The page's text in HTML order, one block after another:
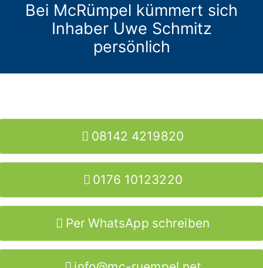
Bei McRümpel kümmert sich
Inhaber Uwe Schmitz
persönlich
08142 4219820
0176 10123220
Per WhatsApp schreiben